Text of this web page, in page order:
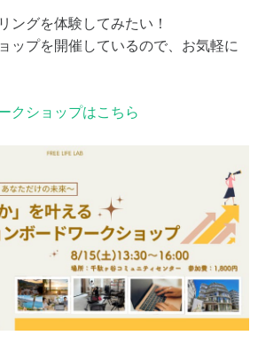
ングを体験してみたい！
ップを開催しているので、お気軽に
クショップはこちら